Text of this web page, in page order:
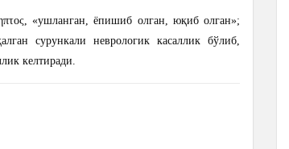
«ушланган, ёпишиб олган, юқиб олган»;
сурункали неврологик касаллик бўлиб,
келтиради.